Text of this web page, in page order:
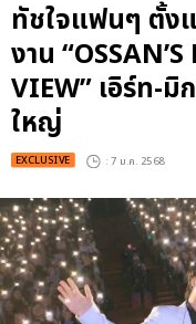
ทัชใจแฟนๆ ตั้ง
งาน
VIEW” เอิร์ท-มิ
ใหญ่
EXCLUSIVE : 7 ม.ค. 2568